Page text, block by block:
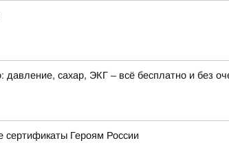
сахар, ЭКГ – всё бесплатно и без
Героям России